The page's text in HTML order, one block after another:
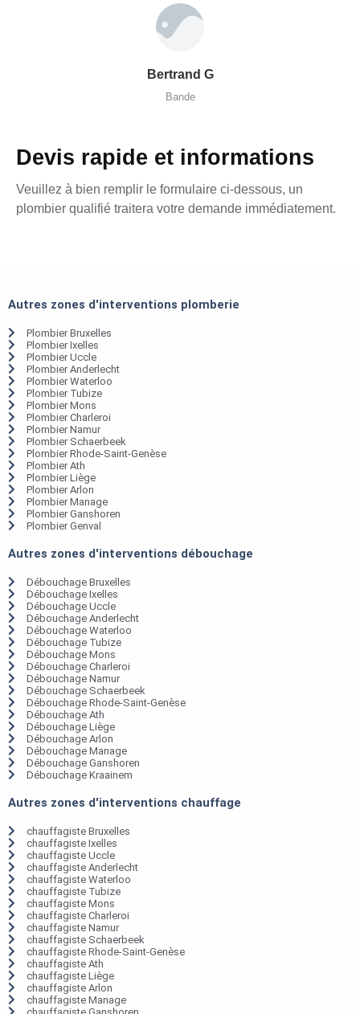
Bertrand G
Bande
Devis rapide et informations
Veuillez à bien remplir le formulaire ci-dessous, un
plombier qualifié traitera votre demande immédiatement.
Autres zones d'interventions plomberie
Plombier Bruxelles
Plombier Ixelles
Plombier Uccle
Plombier Anderlecht
Plombier Waterloo
Plombier Tubize
Plombier Mons
Plombier Charleroi
Plombier Namur
Plombier Schaerbeek
Plombier Rhode-Saint-Genèse
Plombier Ath
Plombier Liège
Plombier Arlon
Plombier Manage
Plombier Ganshoren
Plombier Genval
Autres zones d'interventions débouchage
Débouchage Bruxelles
Débouchage Ixelles
Débouchage Uccle
Débouchage Anderlecht
Débouchage Waterloo
Débouchage Tubize
Débouchage Mons
Débouchage Charleroi
Débouchage Namur
Débouchage Schaerbeek
Débouchage Rhode-Saint-Genèse
Débouchage Ath
Débouchage Liège
Débouchage Arlon
Débouchage Manage
Débouchage Ganshoren
Débouchage Kraainem
Autres zones d'interventions chauffage
chauffagiste Bruxelles
chauffagiste Ixelles
chauffagiste Uccle
chauffagiste Anderlecht
chauffagiste Waterloo
chauffagiste Tubize
chauffagiste Mons
chauffagiste Charleroi
chauffagiste Namur
chauffagiste Schaerbeek
chauffagiste Rhode-Saint-Genèse
chauffagiste Ath
chauffagiste Liège
chauffagiste Arlon
chauffagiste Manage